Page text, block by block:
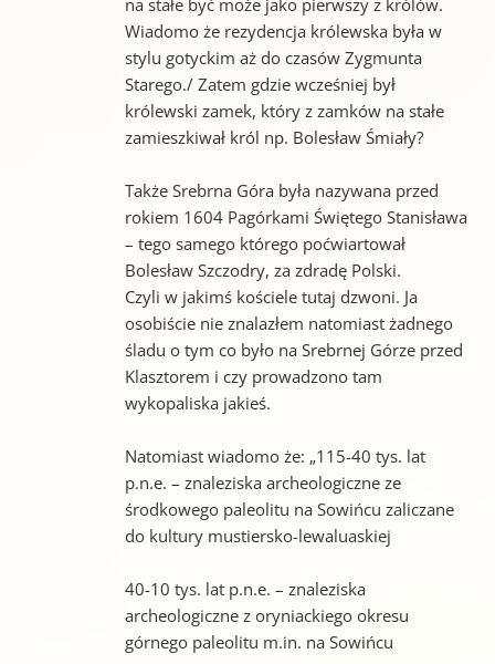
Wiadomo że rezydencja królewska była w
stylu gotyckim aż do czasów Zygmunta
Starego./ Zatem gdzie wcześniej był
królewski zamek, który z zamków na stałe
zamieszkiwał król np. Bolesław Śmiały?
Także Srebrna Góra była nazywana przed
rokiem 1604 Pagórkami Świętego Stanisława
– tego samego którego poćwiartował
Bolesław Szczodry, za zdradę Polski.
Czyli w jakimś kościele tutaj dzwoni. Ja
osobiście nie znalazłem natomiast żadnego
śladu o tym co było na Srebrnej Górze przed
Klasztorem i czy prowadzono tam
wykopaliska jakieś.
Natomiast wiadomo że: „115-40 tys. lat
p.n.e. – znaleziska archeologiczne ze
środkowego paleolitu na Sowińcu zaliczane
do kultury mustiersko-lewaluaskiej
40-10 tys. lat p.n.e. – znaleziska
archeologiczne z oryniackiego okresu
górnego paleolitu m.in. na Sowińcu